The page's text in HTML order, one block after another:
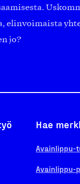
elinvoimaista
jo?
Hae
Avainlippu-
Avainlippu-